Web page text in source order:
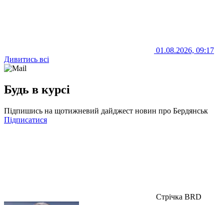
01.08.2026, 09:17
Дивитись всі
Будь в курсі
Підпишись на щотижневий дайджест новин про Бердянськ
Підписатися
Стрічка BRD